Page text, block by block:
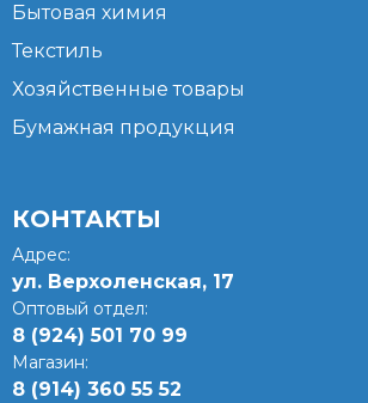
Бытовая химия
Текстиль
Хозяйственные товары
Бумажная продукция
КОНТАКТЫ
Адрес:
ул. Верхоленская, 17​
Оптовый отдел:
8 (924) 501 70 99
Магазин:
8 (914) 360 55 52